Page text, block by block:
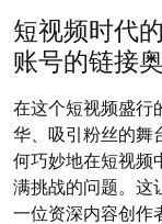
短视频时代
账号的链接
在这个短视频盛行
华、吸引粉丝的舞
何巧妙地在短视频
满挑战的问题。这
一位资深内容创作